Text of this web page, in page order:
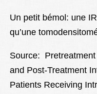
Un petit bémol: une
qu’une
Source:
and Post-Treatment
Patients Receiving